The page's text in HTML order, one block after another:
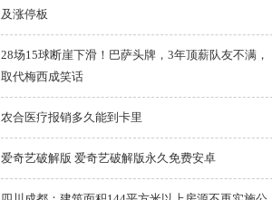
及涨停板
28场15球断崖下滑！巴萨头牌，3年顶薪队友不满，
取代梅西成笑话
农合医疗报销多久能到卡里
爱奇艺破解版 爱奇艺破解版永久免费安卓